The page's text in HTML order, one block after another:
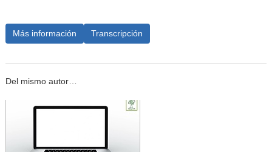
Más información Transcripción
Del mismo autor…